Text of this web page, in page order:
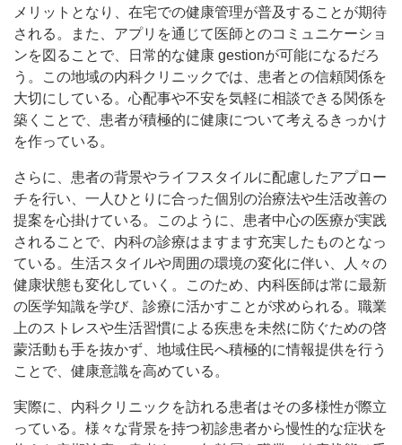
メリットとなり、在宅での健康管理が普及することが期待
される。また、アプリを通じて医師とのコミュニケーショ
ンを図ることで、日常的な健康 gestionが可能になるだろ
う。この地域の内科クリニックでは、患者との信頼関係を
大切にしている。心配事や不安を気軽に相談できる関係を
築くことで、患者が積極的に健康について考えるきっかけ
を作っている。
さらに、患者の背景やライフスタイルに配慮したアプロー
チを行い、一人ひとりに合った個別の治療法や生活改善の
提案を心掛けている。このように、患者中心の医療が実践
されることで、内科の診療はますます充実したものとなっ
ている。生活スタイルや周囲の環境の変化に伴い、人々の
健康状態も変化していく。このため、内科医師は常に最新
の医学知識を学び、診療に活かすことが求められる。職業
上のストレスや生活習慣による疾患を未然に防ぐための啓
蒙活動も手を抜かず、地域住民へ積極的に情報提供を行う
ことで、健康意識を高めている。
実際に、内科クリニックを訪れる患者はその多様性が際立
っている。様々な背景を持つ初診患者から慢性的な症状を